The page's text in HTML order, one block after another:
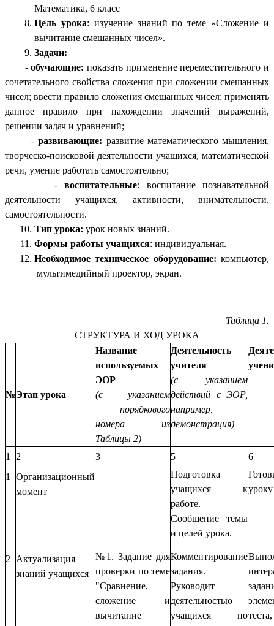
Математика, 6 класс
Цель урока: изучение знаний по теме «Сложение и
вычитание смешанных чисел».
Задачи:
-обучающие: показать применение переместительного и
сочетательного свойства сложения при сложении смешанных
чисел; ввести правило сложения смешанных чисел; применять
данное правило при нахождении значений выражений,
решении задач и уравнений;
-развивающие: развитие математического мышления,
творческо-поисковой деятельности учащихся, математической
речи, умение работать самостоятельно;
- воспитательные: воспитание познавательной
деятельности учащихся, активности, внимательности,
самостоятельности.
Тип урока: урок новых знаний.
Формы работы учащихся: индивидуальная.
Необходимое техническое оборудование: компьютер,
мультимедийный проектор, экран.
Таблица 1.
СТРУКТУРА И ХОД УРОКА
№Этап урока
Название
используемых
ЭОР
(с указанием
порядкового
номера из
Таблицы 2)
Деятельность
учителя
(с указанием
действий с ЭОР,
например,
демонстрация)
1 2 3 5
6
1 Организационный
момент
Подготовка
учащихся к
работе.
Сообщение темы
и целей урока.
уроку
2 Актуализация
знаний учащихся
№1. Задание для
проверки по теме
"Сравнение,
сложение и
вычитание
Комментирование
задания.
Руководит
деятельностью
учащихся по